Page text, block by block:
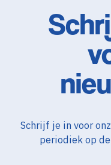
Schrijf je in voor
periodiek op